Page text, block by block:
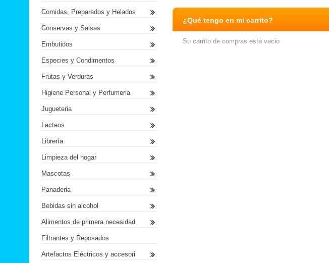
¿Qué tengo en mi carrito?
Su carrito de compras está vacio
Comidas, Preparados y Helados
Conservas y Salsas
Embutidos
Especies y Condimentos
Frutas y Verduras
Higiene Personal y Perfumeria
Jugueteria
Lacteos
Librería
Limpieza del hogar
Mascotas
Panaderia
Bebidas sin alcohol
Alimentos de primera necesidad
Filtrantes y Reposados
Artefactos Eléctricos y accesori